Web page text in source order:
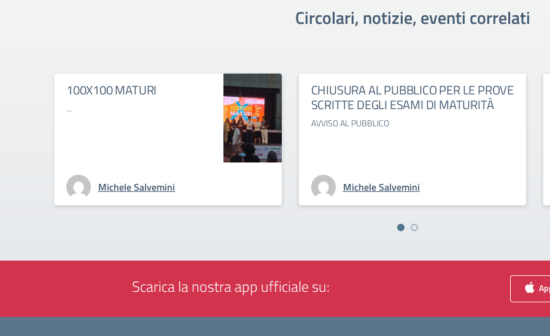
Circolari, notizie, eventi correlati
100X100 MATURI
...
Michele Salvemini
CHIUSURA AL PUBBLICO PER LE PROVE
SCRITTE DEGLI ESAMI DI MATURITÀ
AVVISO AL PUBBLICO
Michele Salvemini
Scarica la nostra app ufficiale su: